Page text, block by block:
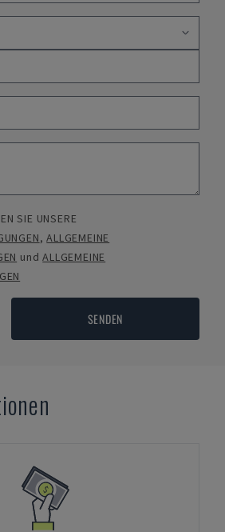
SIE UNSERE
,ALLGEMEINE
undALLGEMEINE
SENDEN